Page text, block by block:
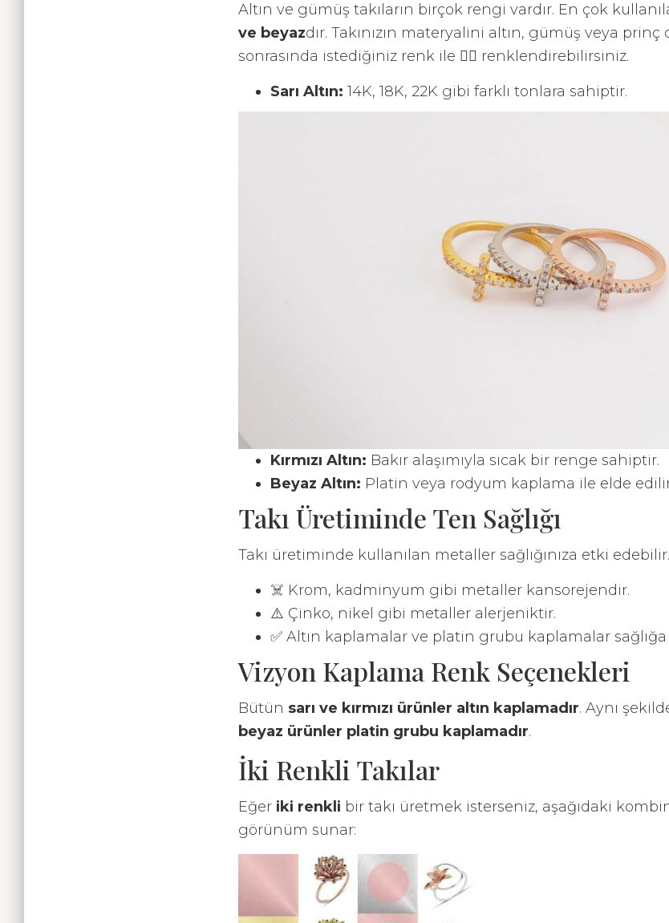
Altın ve gümüş takıların birçok rengi vardır. En çok
ve beyazdır. Takınızın materyalini altın, gümüş veya
sonrasında istediğiniz renk ile 🏳️‍🌈 renklendirebilirsiniz.
Sarı Altın: 14K, 18K, 22K gibi farklı tonlara sahiptir.
Kırmızı Altın: Bakır alaşımıyla sıcak bir renge sahiptir.
Beyaz Altın: Platin veya rodyum kaplama ile elde
Takı Üretiminde Ten Sağlığı
Takı üretiminde kullanılan metaller sağlığınıza etki
☠️ Krom, kadminyum gibi metaller kansorejendir.
⚠️ Çinko, nikel gibi metaller alerjeniktir.
✅ Altın kaplamalar ve platin grubu kaplamalar sağlığa
Vizyon Kaplama Renk Seçenekleri
Bütün sarı ve kırmızı ürünler altın kaplamadır. Aynı
beyaz ürünler platin grubu kaplamadır.
İki Renkli Takılar
Eğer iki renkli bir takı üretmek isterseniz, aşağıdaki
görünüm sunar: